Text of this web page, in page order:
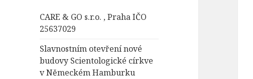
v
á
í
CARE & GO s.r.o. , Praha IČO
25637029
Slavnostním otevření nové
budovy Scientologické církve
v Německém Hamburku